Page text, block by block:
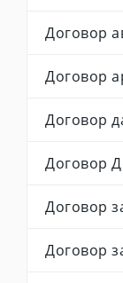
Договор
Договор
Договор
Договор
Договор
Договор